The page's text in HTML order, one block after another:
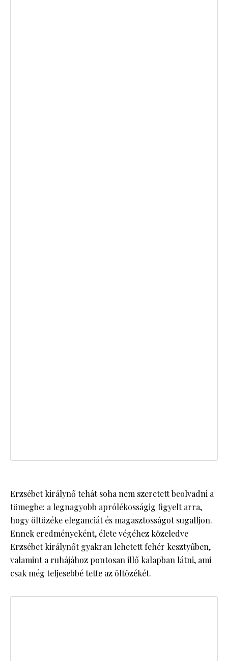
Erzsébet királynő tehát soha nem szeretett beolvadni a
tömegbe: a legnagyobb aprólékosságig figyelt arra,
hogy öltözéke eleganciát és magasztosságot sugalljon.
Ennek eredményeként, élete végéhez közeledve
Erzsébet királynőt gyakran lehetett fehér kesztyűben,
valamint a ruhájához pontosan illő kalapban látni, ami
csak még teljesebbé tette az öltözékét.